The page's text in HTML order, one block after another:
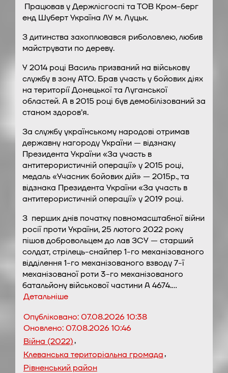
Працював у Держлісгоспі та ТОВ Кром-берг
енд Шуберт Україна ЛУ м. Луцьк.
З дитинства захоплювався риболовлею, любив
майструвати по дереву.
У 2014 році Василь призваний на військову
службу в зону АТО. Брав участь у бойових діях
на території Донецької та Луганської
областей. А в 2015 році був демобілізований за
станом здоров’я.
За службу українському народові отримав
державну нагороду України — відзнаку
Президента України «За участь в
антитерористичній операції» у 2015 році,
медаль «Учасник бойових дій» — 2015р., та
відзнака Президента України «За участь в
антитерористичній операції» у 2019 році.
З перших днів початку повномасштабної війни
росії проти України, 25 лютого 2022 року
пішов добровольцем до лав ЗСУ — старший
солдат, стрілець-снайпер 1-го механізованого
відділення 1-го механізованого взводу 7-ї
механізованої роти 3-го механізованого
батальйону військової частини А 4674.…
Детальніше
Опубліковано:07.08.2026 10:38
Оновлено:07.08.2026 10:46
Війна (2022),
Клеванська територіальна громада,
Рівненський район